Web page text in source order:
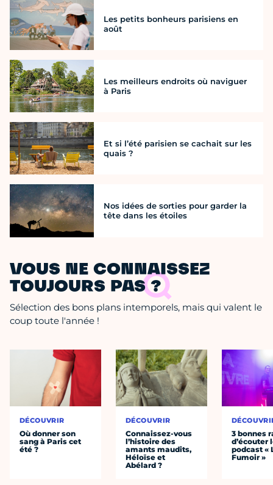
Les petits bonheurs parisiens en
août
Les meilleurs endroits où naviguer
à Paris
Et si l’été parisien se cachait sur les
quais ?
Nos idées de sorties pour garder la
tête dans les étoiles
VOUS NE CONNAISSEZ
TOUJOURS PAS ?
Sélection des bons plans intemporels, mais qui valent le
coup toute l'année !
DÉCOUVRIR
Où donner son
sang à Paris cet
été ?
DÉCOUVRIR
Connaissez-vous
l’histoire des
amants maudits,
Héloïse et
Abélard ?
3 bonnes
d’écouter
podcast «
Fumoir »